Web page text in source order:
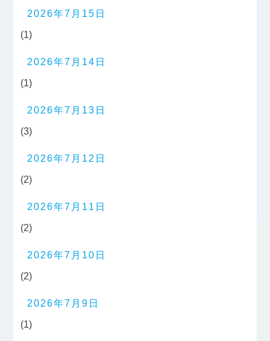
2026年7月15日
(1)
2026年7月14日
(1)
2026年7月13日
(3)
2026年7月12日
(2)
2026年7月11日
(2)
2026年7月10日
(2)
2026年7月9日
(1)